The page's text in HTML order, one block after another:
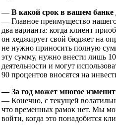
— В какой срок в вашем банке
— Главное преимущество нашего
два варианта: когда клиент
он хеджирует свой бюджет на
не нужно приносить полную
эту сумму, нужно внести лишь
деятельности и могут
90 процентов вносятся на
— За год может многое
— Конечно, с текущей
что временных рамок нет. Мы
войти, когда это понадобится